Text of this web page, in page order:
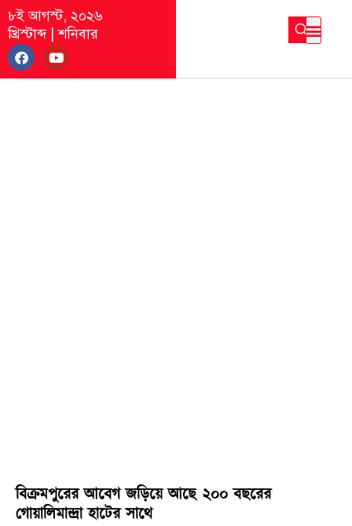
৮ই আগস্ট, ২০২৬
খ্রিস্টাব্দ|শনিবার
বিক্রমপুরের আবেগ জড়িয়ে আছে ২০০ বছরের
গোয়ালিমান্দ্রা হাটের সাথে